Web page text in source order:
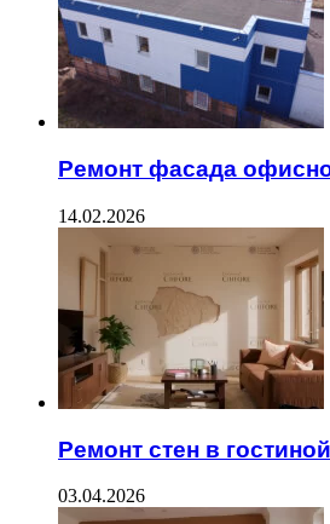
Ремонт фасада
14.02.2026
Ремонт стен в
03.04.2026